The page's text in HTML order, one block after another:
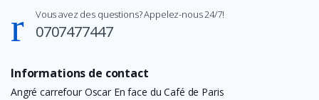
Vous avez des questions? Appelez-nous 24/7!
0707477447
Informations de contact
Angré carrefour Oscar En face du Café de Paris